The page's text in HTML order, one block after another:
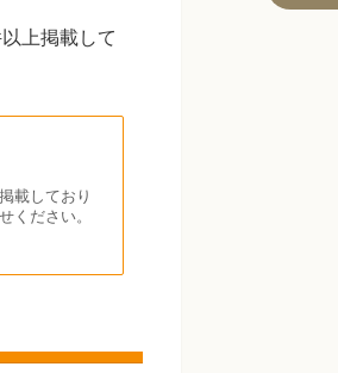
上掲載して
載しており
ください。